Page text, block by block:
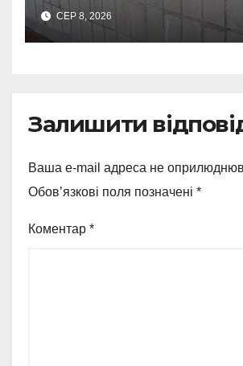
укриттів: де виявили
замкнені двері
СЕР 8, 2026
Залишити
Ваша e-mail адреса не
Обов’язкові поля позначені *
Коментар *